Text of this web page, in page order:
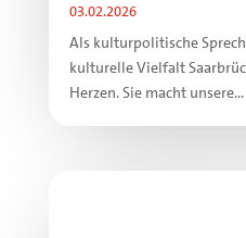
03.02.2026
Als kulturpolitische
kulturelle Vielfalt
Herzen. Sie macht unsere...